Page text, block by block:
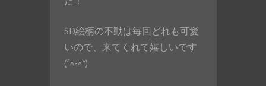
SD絵柄の不動は毎回どれも可愛
いので、来てくれて嬉しいです
(*^-^*)